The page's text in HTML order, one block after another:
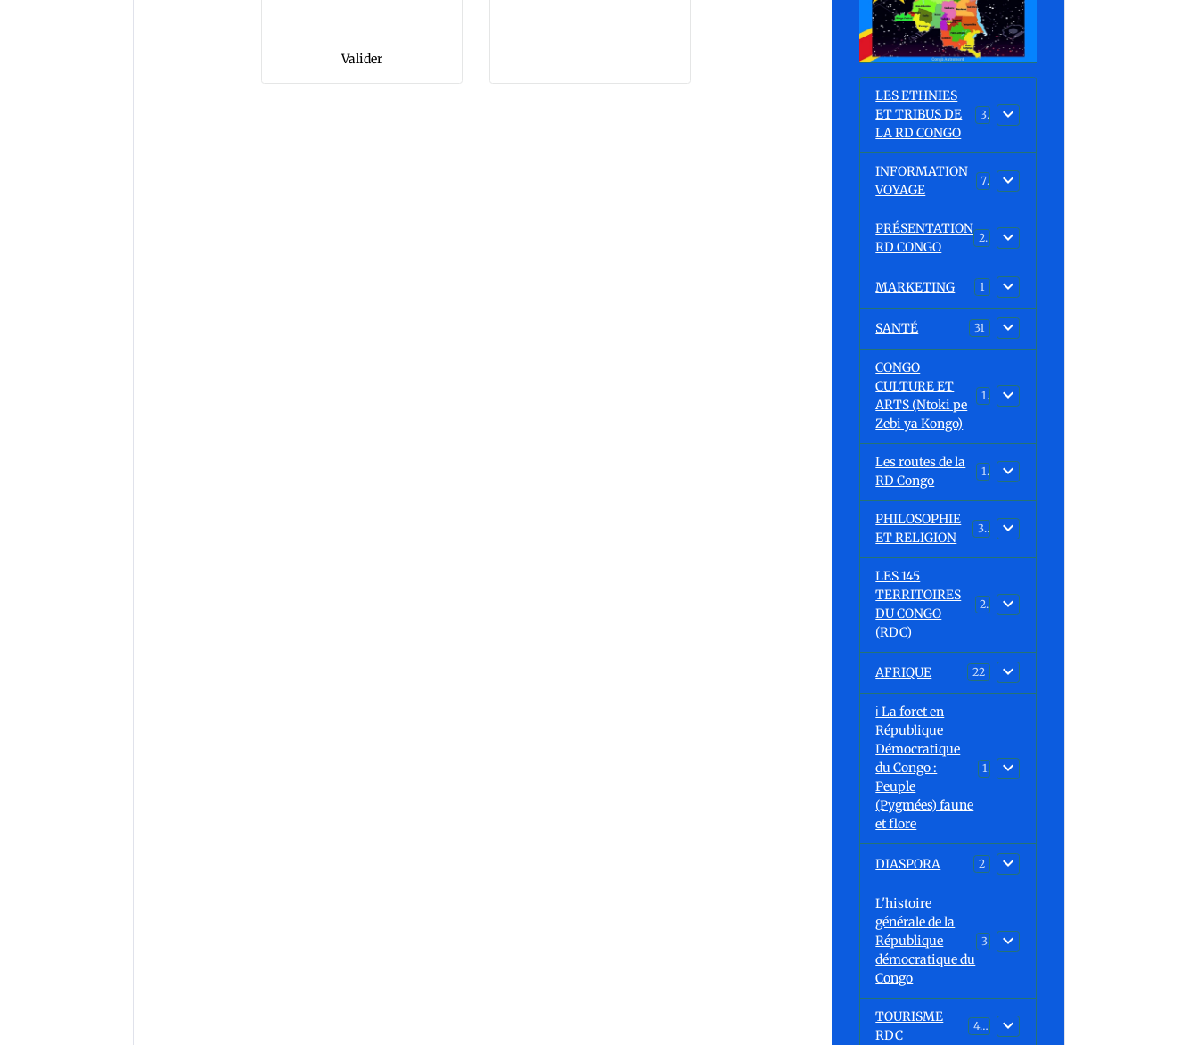
Valider
LES ETHNIES
ET TRIBUS DE
LA RD CONGO
37
INFORMATION
VOYAGE
7
PRÉSENTATION
RD CONGO
23
MARKETING 1
SANTÉ 31
CONGO
CULTURE ET
ARTS (Ntoki pe
Zebi ya Kongo)
15
Les routes de la
RD Congo
1
PHILOSOPHIE
ET RELIGION
32
LES 145
TERRITOIRES
DU CONGO
(RDC)
23
AFRIQUE 22
ℹ️ La foret en
République
Démocratique
du Congo :
Peuple
(Pygmées) faune
et flore
15
DIASPORA 2
L'histoire
générale de la
République
démocratique du
Congo
30
TOURISME
RDC
43